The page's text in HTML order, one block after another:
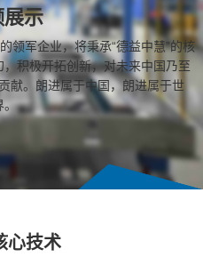
示
领军企业，将秉承“德益中慧”的核
积极开拓创新，对未来中国乃至
献。朗进属于中国，朗进属于世
。
心技术